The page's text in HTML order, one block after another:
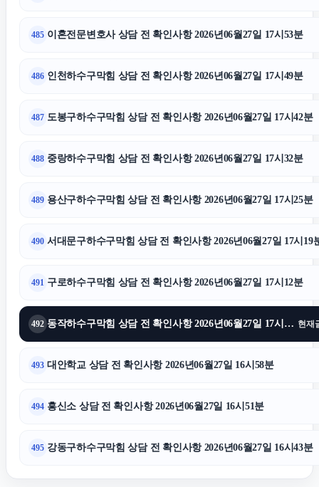
485 이혼전문변호사 상담 전 확인사항 2026년06월27일 17시53분
486 인천하수구막힘 상담 전 확인사항 2026년06월27일 17시49분
487 도봉구하수구막힘 상담 전 확인사항 2026년06월27일 17시42분
488 중랑하수구막힘 상담 전 확인사항 2026년06월27일 17시32분
489 용산구하수구막힘 상담 전 확인사항 2026년06월27일 17시25분
490 서대문구하수구막힘 상담 전 확인사항 2026년06월27일 17시19
491 구로하수구막힘 상담 전 확인사항 2026년06월27일 17시12분
492 동작하수구막힘 상담 전 확인사항 2026년06월27일 17시04분 현재
493 대안학교 상담 전 확인사항 2026년06월27일 16시58분
494 흥신소 상담 전 확인사항 2026년06월27일 16시51분
495 강동구하수구막힘 상담 전 확인사항 2026년06월27일 16시43분